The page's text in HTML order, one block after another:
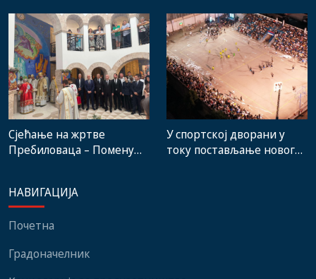
стручњака и човјека који
је Требиње носио у срцу
градске пијаце
Сјећање на жртве
Пребиловаца – Помену
институција, локалних
заједница и грађани
У спортској дворани у
току постављање новог
НАВИГАЦИЈА
Почетна
Градоначелник